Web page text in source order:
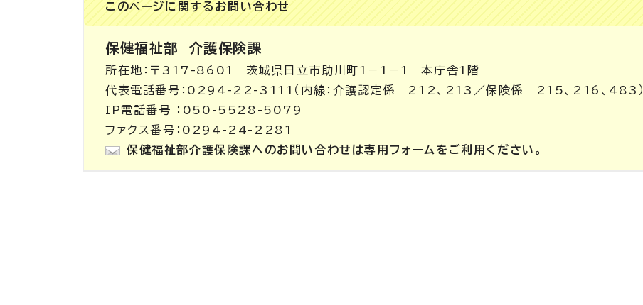
このページに関する お問い合わせ
保健福祉部 介護保険課
所在地：〒317-8601 茨城県日立市助川町1－1－1 本庁舎1階
代表電話番号：0294-22-3111（内線：介護認定係 212、213／保険係 215、216、483）
IP電話番号 ：050-5528-5079
ファクス番号：0294-24-2281
保健福祉部介護保険課へのお問い合わせは専用フォームをご利用ください。